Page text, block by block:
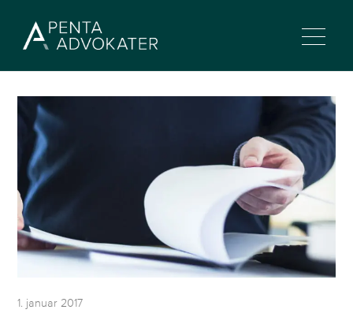
1. januar 2017